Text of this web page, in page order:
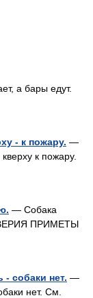
а бары едут.
- к пожару. —
к пожару.
— Собака
ПРИМЕТЫ
- собаки нет. —
нет. См.